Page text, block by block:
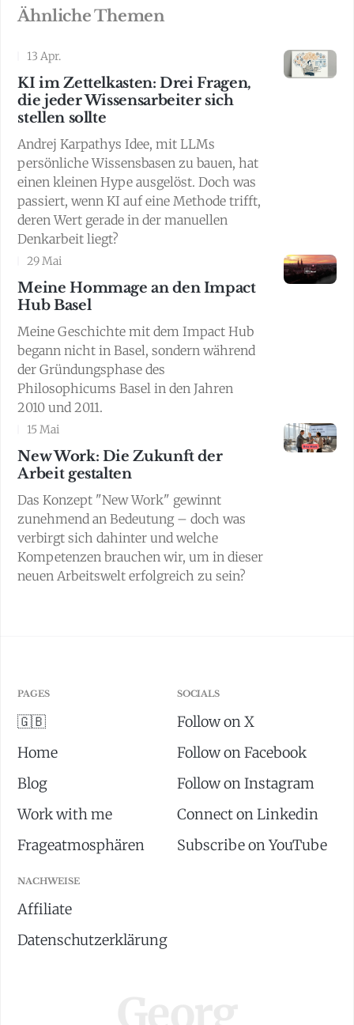
Ähnliche Themen
13 Apr.
KI im Zettelkasten: Drei Fragen,
die jeder Wissensarbeiter sich
stellen sollte
Andrej Karpathys Idee, mit LLMs
persönliche Wissensbasen zu bauen, hat
einen kleinen Hype ausgelöst. Doch was
passiert, wenn KI auf eine Methode trifft,
deren Wert gerade in der manuellen
Denkarbeit liegt?
29 Mai
Meine Hommage an den Impact
Hub Basel
Meine Geschichte mit dem Impact Hub
begann nicht in Basel, sondern während
der Gründungsphase des
Philosophicums Basel in den Jahren
2010 und 2011.
15 Mai
New Work: Die Zukunft der
Arbeit gestalten
Das Konzept "New Work" gewinnt
zunehmend an Bedeutung – doch was
verbirgt sich dahinter und welche
Kompetenzen brauchen wir, um in dieser
neuen Arbeitswelt erfolgreich zu sein?
PAGES
🇬🇧
Home
Blog
Work with me
Frageatmosphären
SOCIALS
Follow on X
Follow on Facebook
Follow on Instagram
Connect on Linkedin
Subscribe on YouTube
NACHWEISE
Affiliate
Datenschutzerklärung